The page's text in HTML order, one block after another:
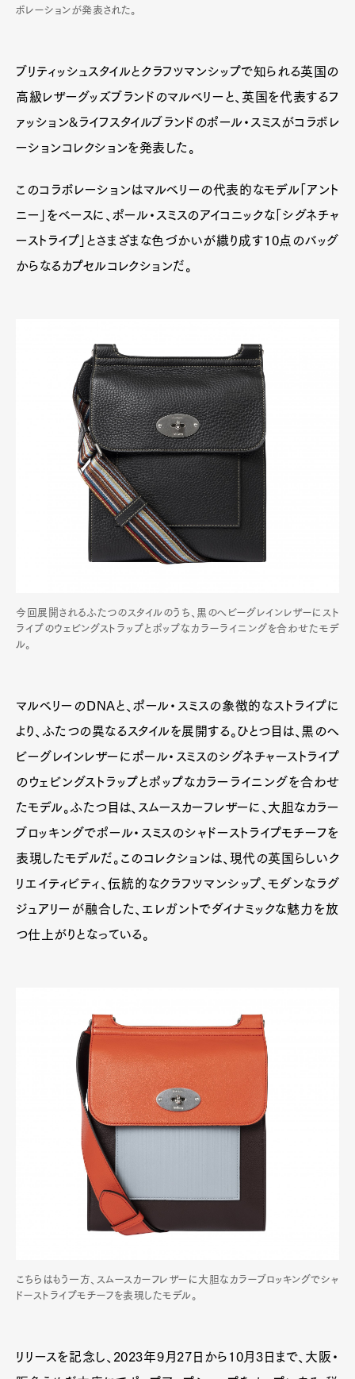
ボレーションが発表された。
ブリティッシュスタイルとクラフツマンシップで知られる英国の
高級レザーグッズブランドのマルベリーと、英国を代表するフ
ァッション&ライフスタイルブランドのポール・スミスがコラボレ
ーションコレクションを発表した。
このコラボレーションはマルベリーの代表的なモデル「アント
ニー」をベースに、ポール・スミスのアイコニックな「シグネチャ
ーストライプ」とさまざまな色づかいが織り成す10点のバッグ
からなるカプセルコレクションだ。
今回展開されるふたつのスタイルのうち、黒のヘビーグレインレザーにスト
ライプのウェビングストラップとポップなカラーライニングを合わせたモデ
ル。
マルベリーのDNAと、ポール・スミスの象徴的なストライプに
より、ふたつの異なるスタイルを展開する。ひとつ目は、黒のヘ
ビーグレインレザーにポール・スミスのシグネチャーストライプ
のウェビングストラップとポップなカラーライニングを合わせ
たモデル。ふたつ目は、スムースカーフレザーに、大胆なカラー
ブロッキングでポール・スミスのシャドーストライプモチーフを
表現したモデルだ。このコレクションは、現代の英国らしいク
リエイティビティ、伝統的なクラフツマンシップ、モダンなラグ
ジュアリーが融合した、エレガントでダイナミックな魅力を放
つ仕上がりとなっている。
こちらはもう一方、スムースカーフレザーに大胆なカラーブロッキングでシャ
ドーストライプモチーフを表現したモデル。
リリースを記念し、2023年9月27日から10月3日まで、大阪・